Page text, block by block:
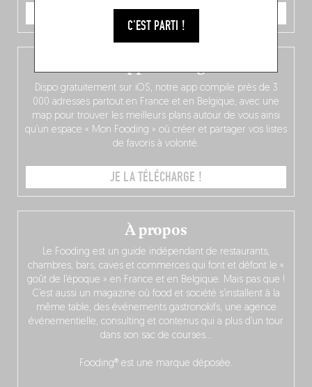
C'EST PARTI !
JE COMMANDE
À propos
Le Fooding est un guide indépendant de restaurants,
chambres, bars, caves et commerces qui font et défont le «
goût de l’époque » en France et en Belgique. Mais pas que !
C’est aussi un magazine où food et société s’installent à la
même table, des événements gastronokifs, une agence
événementielle, consulting et contenus qui a plus d’un tour
dans son sac de courses…
Fooding® est une marque déposée.
Dispo gratuitement sur iOS, notre app compile près de 3
000 adresses partout en France et en Belgique, avec une
map pour trouver les meilleurs plans autour de vous ainsi
qu’un espace « Mon Fooding » où créer et partager vos listes
de favoris à volonté.
JE LA TÉLÉCHARGE !